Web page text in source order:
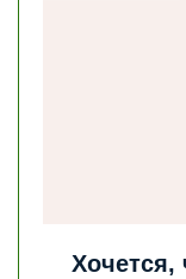
Хочется,